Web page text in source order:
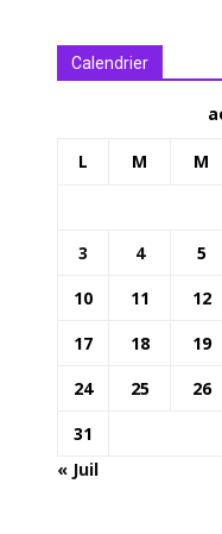
Calendrier
L M M
3
4 5
10
11 12
17
18 19
24
25 26
31
« Juil